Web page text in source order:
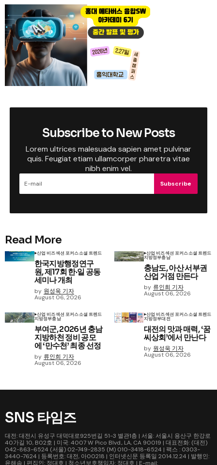
Subscribe to New Posts
Lorem ultrices malesuada sapien amet pulvinar
quis. Feugiat etiam ullamcorper pharetra vitae
nibh enim vel.
Subscribe
Read More
산업 비즈섹션 포커스소셜 트렌드
한국지방행정연구
원, 제17회 한·일 공동
세미나 개최
by 원성욱 기자
August 06, 2026
산업 비즈섹션 포커스소셜 트렌드
지방정부충남
충남도, 아산 서부권
산업 거점 만든다
by 류인희 기자
August 06, 2026
산업 비즈섹션 포커스소셜 트렌드
지방정부충남
부여군, 2026년 충남
지방하천 정비 공모
에 ‘만수천’ 최종 선정
by 류인희 기자
August 06, 2026
산업 비즈섹션 포커스소셜 트렌드
지방정부대전
대전의 맛과 매력, ‘꿈
씨상회’에서 만난다
by 원성욱 기자
August 06, 2026
SNS 타임즈
대전: 대전시 유성구 대덕대로925번길 51-3 별관1층 | 서울: 서울시 용산구 한강로
40가길 10, B02호 | 미국: 4007 W Pico Blvd., LA, CA 90019 | 대표전화: (대전)
042-863-6524 (서울) 02-749-2835 (M) 010-3418-6524 | 팩스 : 0303-
3440-7624 | 등록번호: 대전, 아00218 | 인터넷신문 등록일 2014.12.24 | 발행인:
윤해솜 | 편집인: 정대호 | 청소년보호책임자: 정대호 | E-mail: